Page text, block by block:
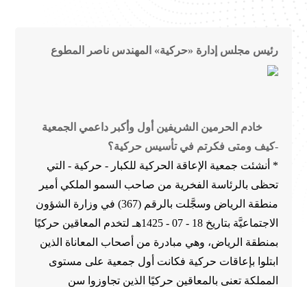
رئيس مجلس إدارة «حركية» المهندس ناصر المطوع
خادم الحرمين الشريفين أول وأكبر داعمي الجمعية
-كيف ومتى فكرتم في تأسيس حركية؟
* أنشئت جمعية الإعاقة الحركية للكبار - حركية - التي
تحظى بالرئاسة الفخرية من صاحب السمو الملكي أمير
منطقة الرياض وسجَّلت بالرقم (367) في وزارة الشؤون
الاجتماعيَّة بتاريخ 18 - 07 - 1425هـ لتخدم المعاقين حركيًا
بمنطقة الرياض، وهي مبادرة من أصحاب المعاناة الذين
ابتلوا بإعاقات حركية فكانت أول جمعية على مستوى
المملكة تعنى بالمعاقين حركيًا الذين تجاوزوا سن